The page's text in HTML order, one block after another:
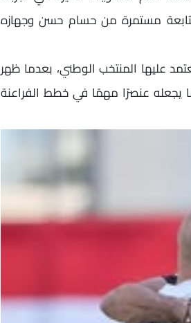
مستمرة من حسام حسن وجهازه
عليها المنتخب الوطني، بعدما ظهر
يجعله عنصرًا مهمًا في خطط الفراعنة